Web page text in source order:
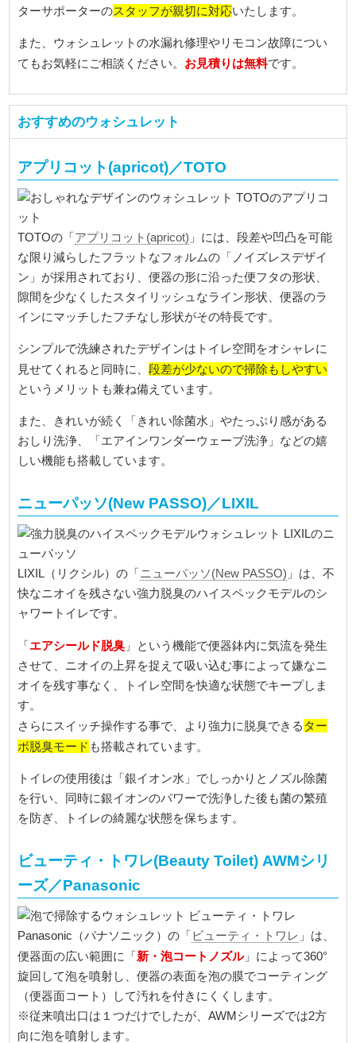
ターサポーターのスタッフが親切に対応いたします。
また、ウォシュレットの水漏れ修理やリモコン故障につい
てもお気軽にご相談ください。 お見積りは無料です。
おすすめのウォシュレット
アプリコット(apricot)／TOTO
TOTOの「アプリコット(apricot) 」には、段差や凹凸を可能
な限り減らしたフラットなフォルムの「ノイズレスデザイ
ン」が採用されており、便器の形に沿った便フタの形状、
隙間を少なくしたスタイリッシュなライン形状、便器のラ
インにマッチしたフチなし形状がその特長です。
シンプルで洗練されたデザインはトイレ空間をオシャレに
見せてくれると同時に、段差が少ないので掃除もしやすい
というメリットも兼ね備えています。
また、きれいが続く「きれい除菌水」やたっぷり感がある
おしり洗浄、「エアインワンダーウェーブ洗浄」などの嬉
しい機能も搭載しています。
ニューパッソ(New PASSO)／LIXIL
LIXIL（リクシル）の「ニューパッソ(New PASSO) 」は、不
快なニオイを残さない強力脱臭のハイスペックモデルのシ
ャワートイレです。
「エアシールド脱臭 」という機能で便器鉢内に気流を発生
させて、ニオイの上昇を捉えて吸い込む事によって嫌なニ
オイを残す事なく、トイレ空間を快適な状態でキープしま
す。
さらにスイッチ操作する事で、より強力に脱臭できる ター
ボ脱臭モード も搭載されています。
トイレの使用後は「銀イオン水」でしっかりとノズル除菌
を行い、同時に銀イオンのパワーで洗浄した後も菌の繁殖
を防ぎ、トイレの綺麗な状態を保ちます。
ビューティ・トワレ(Beauty Toilet) AWMシリ
ーズ／Panasonic
Panasonic（パナソニック）の「 ビューティ・トワレ 」は、
便器面の広い範囲に「新・泡コートノズル」によって360°
旋回して泡を噴射し、便器の表面を泡の膜でコーティング
（便器面コート）して汚れを付きにくくします。
※従来噴出口は１つだけでしたが、AWMシリーズでは2方
向に泡を噴射します。